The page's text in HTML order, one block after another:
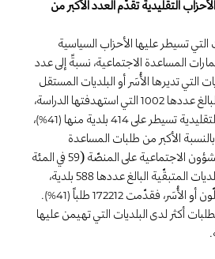
التقليدية تقدّم العدد الأكبر من
التي تسيطر عليها الأحزاب السياسية
المساعدة الاجتماعية، نسبةً إلى عدد
التي تديرها الأُسَر أو البلديات المستقل
عددها 1002 التي استهدفتها الدراسة،
تسيطر على414 بلدية منها (41%)
،
الأكبر من طلبات المساعدة
الاجتماعية الخاصة بوزارة الشؤون الاجتماعية على المنصّة (59 في المئة
من إجمالي الطلبات). أما البلديات المتبقّية البالغ عددها 588 بلدية،
أو الأُسَر، فقدّمت 172212 طلباً (41%)
.
أكثر لدى البلديات التي تهيمن عليها